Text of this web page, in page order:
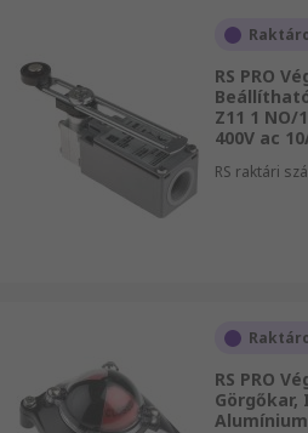
RS PRO
Z11 1 NO/
400V ac
RS raktári
RS PRO
Görgőkar,
Alumínium